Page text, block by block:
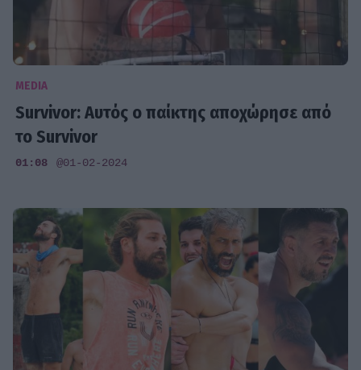
MEDIA
Survivor: Αυτός ο παίκτης αποχώρησε από
το Survivor
01:08 @01-02-2024